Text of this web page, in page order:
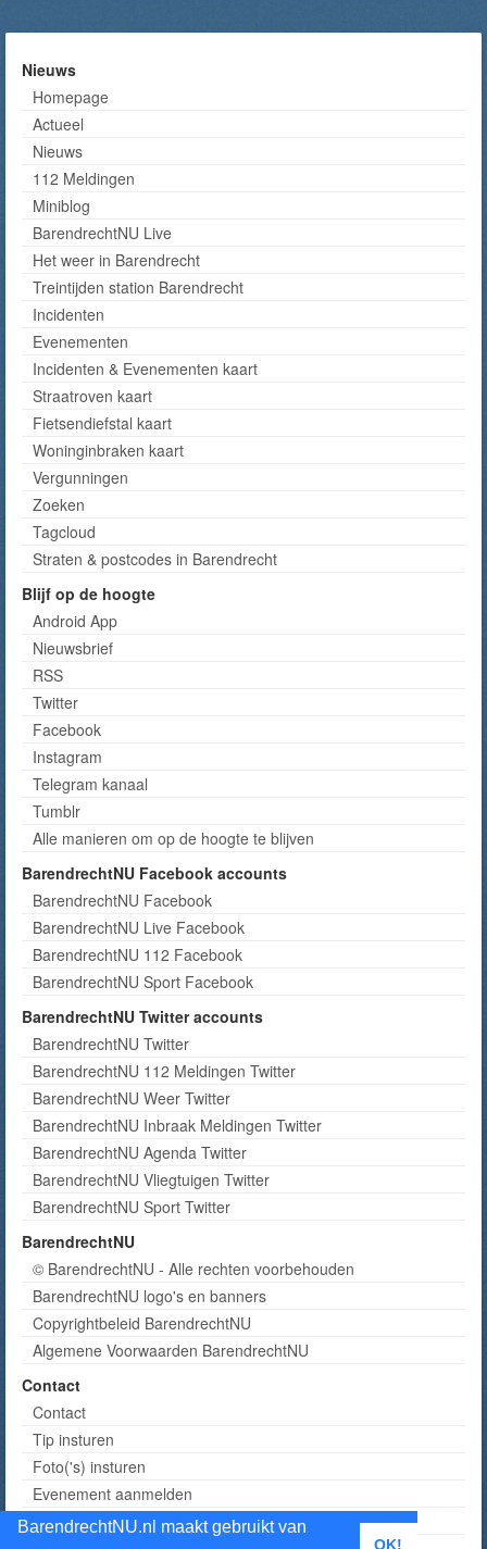
BarendrechtNU.nl maakt gebruikt van
OK!
Nieuws
Homepage
Actueel
Nieuws
112 Meldingen
Miniblog
BarendrechtNU Live
Het weer in Barendrecht
Treintijden station Barendrecht
Incidenten
Evenementen
Incidenten & Evenementen kaart
Straatroven kaart
Fietsendiefstal kaart
Woninginbraken kaart
Vergunningen
Zoeken
Tagcloud
Straten & postcodes in Barendrecht
Blijf op de hoogte
Android App
Nieuwsbrief
RSS
Twitter
Facebook
Instagram
Telegram kanaal
Tumblr
Alle manieren om op de hoogte te blijven
BarendrechtNU Facebook accounts
BarendrechtNU Facebook
BarendrechtNU Live Facebook
BarendrechtNU 112 Facebook
BarendrechtNU Sport Facebook
BarendrechtNU Twitter accounts
BarendrechtNU Twitter
BarendrechtNU 112 Meldingen Twitter
BarendrechtNU Weer Twitter
BarendrechtNU Inbraak Meldingen Twitter
BarendrechtNU Agenda Twitter
BarendrechtNU Vliegtuigen Twitter
BarendrechtNU Sport Twitter
BarendrechtNU
© BarendrechtNU - Alle rechten voorbehouden
BarendrechtNU logo's en banners
Copyrightbeleid BarendrechtNU
Algemene Voorwaarden BarendrechtNU
Contact
Contact
Tip insturen
Foto('s) insturen
Evenement aanmelden
Informatie aanvragen adverteren